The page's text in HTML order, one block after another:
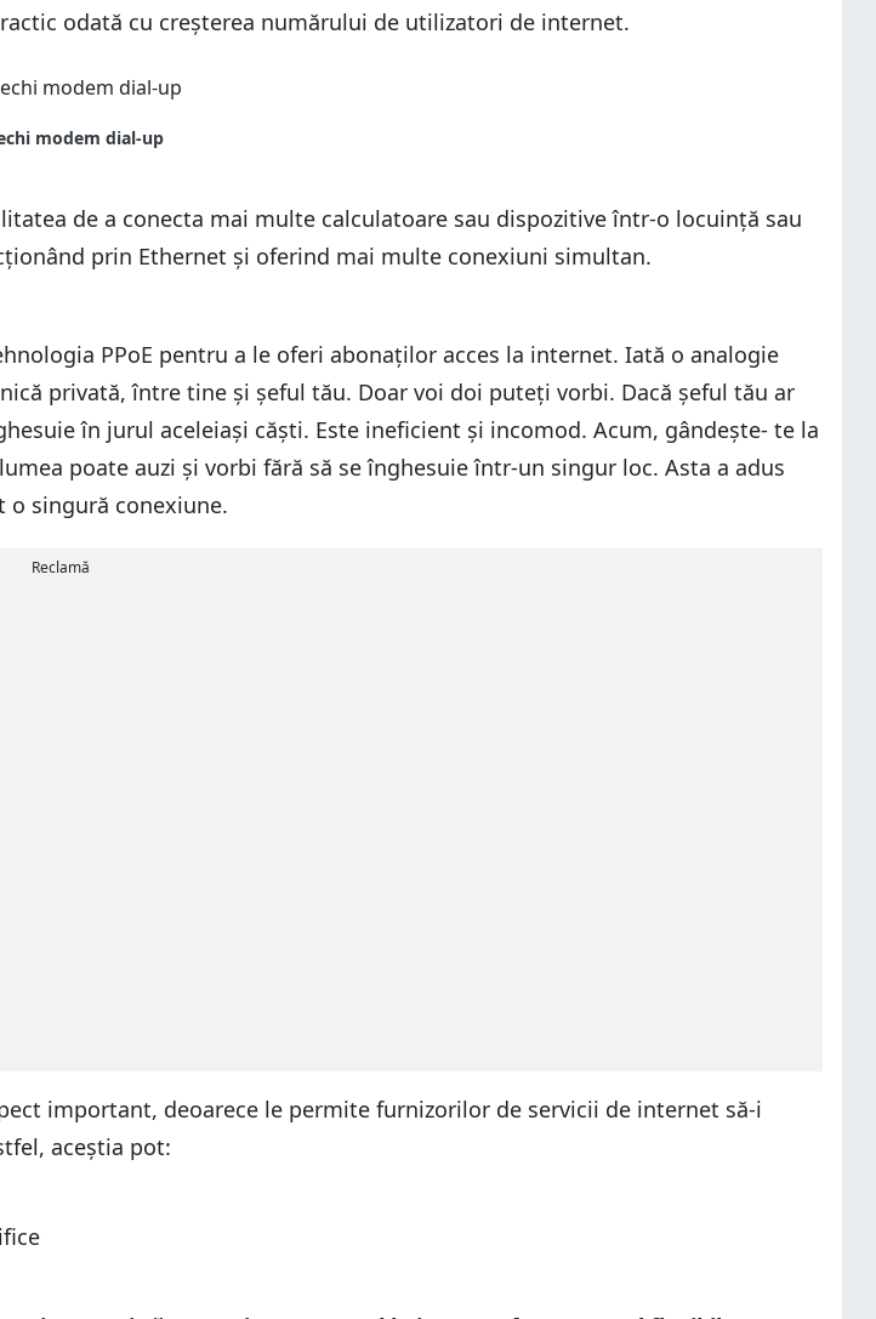
odată cu creșterea numărului de utilizatori de internet.
de a conecta mai multe calculatoare sau dispozitive într-o locuință sau
prin Ethernet și oferind mai multe conexiuni simultan.
PPoE pentru a le oferi abonaților acces la internet. Iată o analogie
privată, între tine și șeful tău. Doar voi doi puteți vorbi. Dacă șeful tău ar
în jurul aceleiași căști. Este ineficient și incomod. Acum, gândește- te la
poate auzi și vorbi fără să se înghesuie într-un singur loc. Asta a adus
o singură conexiune.
Reclamă
important, deoarece le permite furnizorilor de servicii de internet să-i
aceștia pot: